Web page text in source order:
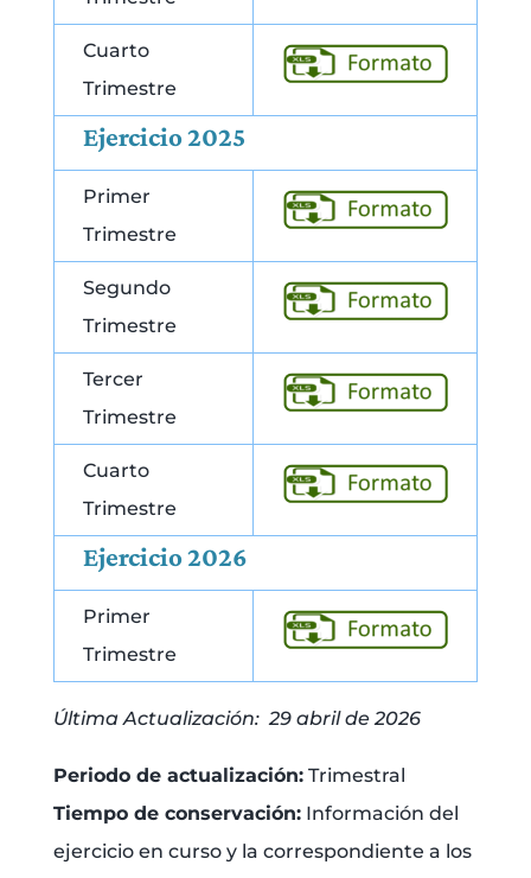
Cuarto
Trimestre
Ejercicio 2025
Primer
Trimestre
Segundo
Trimestre
Tercer
Trimestre
Cuarto
Trimestre
Ejercicio 2026
Primer
Trimestre
Última Actualización: 29 abril de 2026
Periodo de actualización:Trimestral
Tiempo de conservación:Información del
ejercicio en curso y la correspondiente a los